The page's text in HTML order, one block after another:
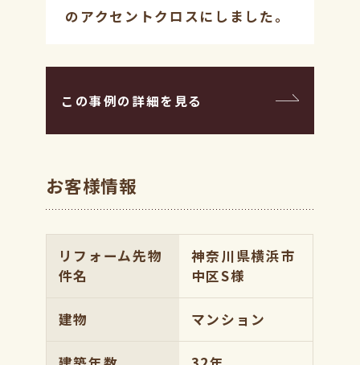
のアクセントクロスにしました。
この事例の詳細を見る
お客様情報
リフォーム先物
件名
神奈川県横浜市
中区S様
建物 マンション